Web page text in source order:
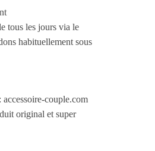
tous les jours via le
habituellement sous
original et super